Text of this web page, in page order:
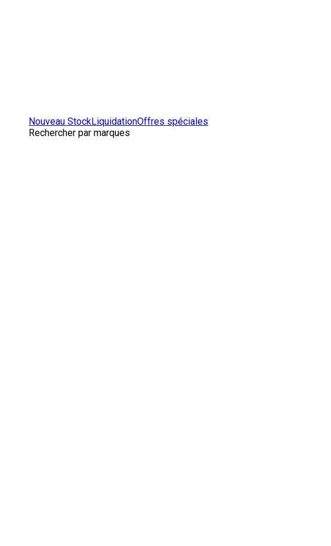
Nouveau StockLiquidationOffres spéciales
Rechercher par marques